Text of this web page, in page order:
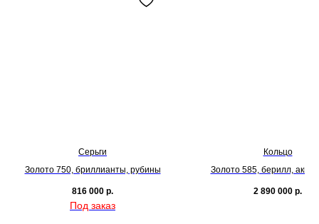
Серьги
Золото 750, бриллианты, рубины
816 000 р.
Кольцо
Золото 585, берилл,
2 890 000 р.